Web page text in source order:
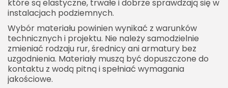
które są elastyczne, trwałe i dobrze sprawdzają się w
instalacjach podziemnych.
Wybór materiału powinien wynikać z warunków
technicznych i projektu. Nie należy samodzielnie
zmieniać rodzaju rur, średnicy ani armatury bez
uzgodnienia. Materiały muszą być dopuszczone do
kontaktu z wodą pitną i spełniać wymagania
jakościowe.